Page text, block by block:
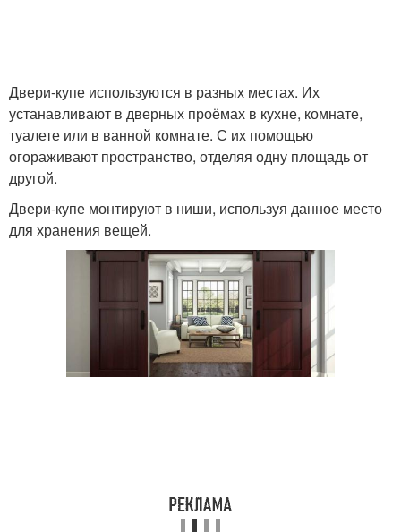
Двери-купе используются в разных местах. Их
устанавливают в дверных проёмах в кухне, комнате,
туалете или в ванной комнате. С их помощью
огораживают пространство, отделяя одну площадь от
другой.
Двери-купе монтируют в ниши, используя данное место
для хранения вещей.